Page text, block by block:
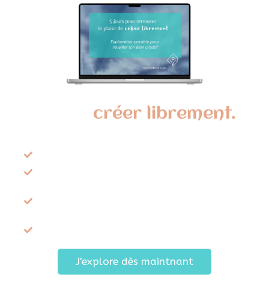
2 réflexions sur “Carte de Noël: un
Saint-Nicolas à l’aquarelle et
papier découpé”
ORIGAMI MAMA
09/12/2024 À 12H05
SYLVIE
09/12/2024 À 17H25